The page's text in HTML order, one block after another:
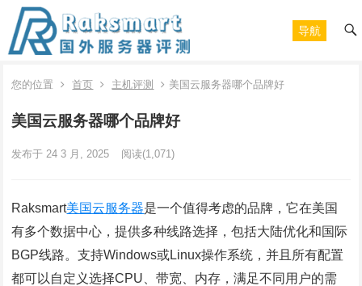
导航
您的位置 首页 主机评测 美国云服务器哪个品牌好
美国云服务器哪个品牌好
发布于 24 3 月, 2025 阅读(1,071)
Raksmart美国云服务器是一个值得考虑的品牌，它在美国
有多个数据中心，提供多种线路选择，包括大陆优化和国际
BGP线路。支持Windows或Linux操作系统，并且所有配置
都可以自定义选择CPU、带宽、内存，满足不同用户的需